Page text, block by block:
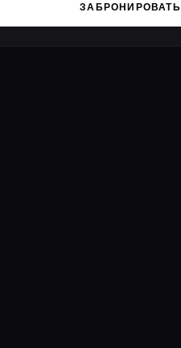
ЗАБРОНИРОВАТЬ